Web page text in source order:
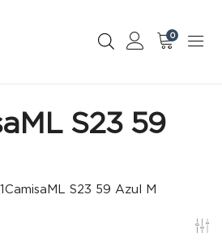
0
S23 59
S23 59 Azul M